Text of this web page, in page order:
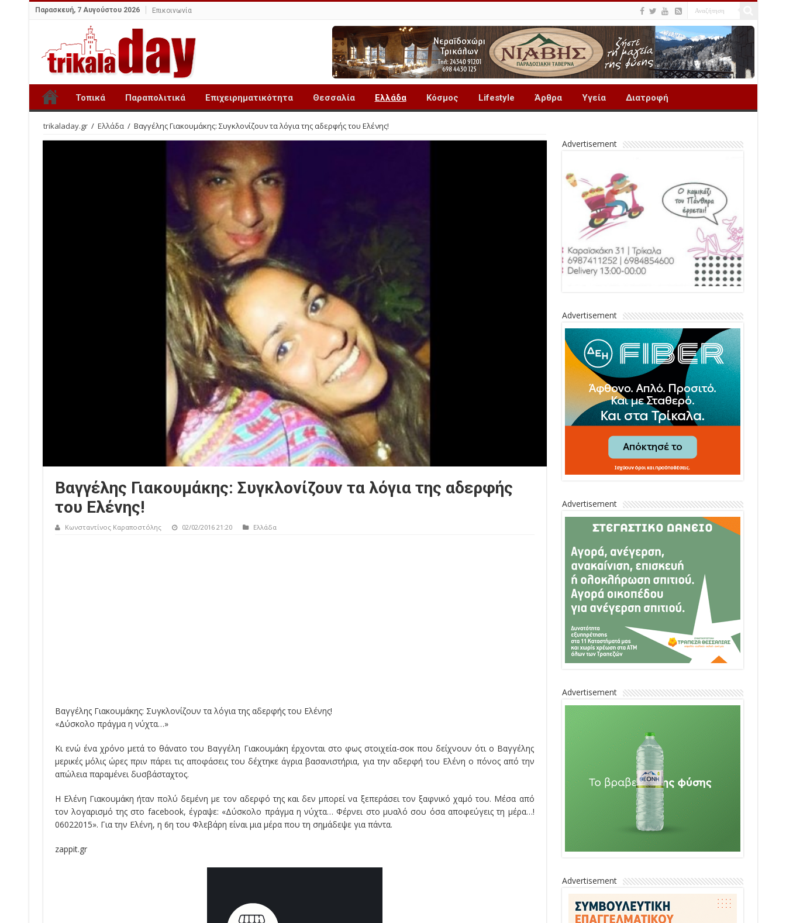
Παρασκευή, 7 Αυγούστου 2026 Επικοινωνία
Τοπικά Παραπολιτικά Επιχειρηματικότητα Θεσσαλία Ελλάδα Κόσμος Lifestyle Άρθρα Υγεία Διατροφή
trikaladay.gr / Ελλάδα / Βαγγέλης Γιακουμάκης: Συγκλονίζουν τα λόγια της αδερφής του Ελένης!
Βαγγέλης Γιακουμάκης: Συγκλονίζουν τα λόγια της αδερφής
του Ελένης!
Κωνσταντίνος Καραποστόλης 02/02/2016 21:20 Ελλάδα
Βαγγέλης Γιακουμάκης: Συγκλονίζουν τα λόγια της αδερφής του Ελένης!
«Δύσκολο πράγμα η νύχτα…»
Κι ενώ ένα χρόνο μετά το θάνατο του Βαγγέλη Γιακουμάκη έρχονται στο φως στοιχεία-σοκ που δείχνουν ότι ο Βαγγέλης
μερικές μόλις ώρες πριν πάρει τις αποφάσεις του δέχτηκε άγρια βασανιστήρια, για την αδερφή του Ελένη ο πόνος από την
απώλεια παραμένει δυσβάσταχτος.
Η Ελένη Γιακουμάκη ήταν πολύ δεμένη με τον αδερφό της και δεν μπορεί να ξεπεράσει τον ξαφνικό χαμό του. Μέσα από
τον λογαρισμό της στο facebook, έγραψε: «Δύσκολο πράγμα η νύχτα… Φέρνει στο μυαλό σου όσα αποφεύγεις τη μέρα…!
06022015». Για την Ελένη, η 6η του Φλεβάρη είναι μια μέρα που τη σημάδεψε για πάντα.
zappit.gr
Advertisement
Advertisement
Advertisement
Advertisement
Advertisement